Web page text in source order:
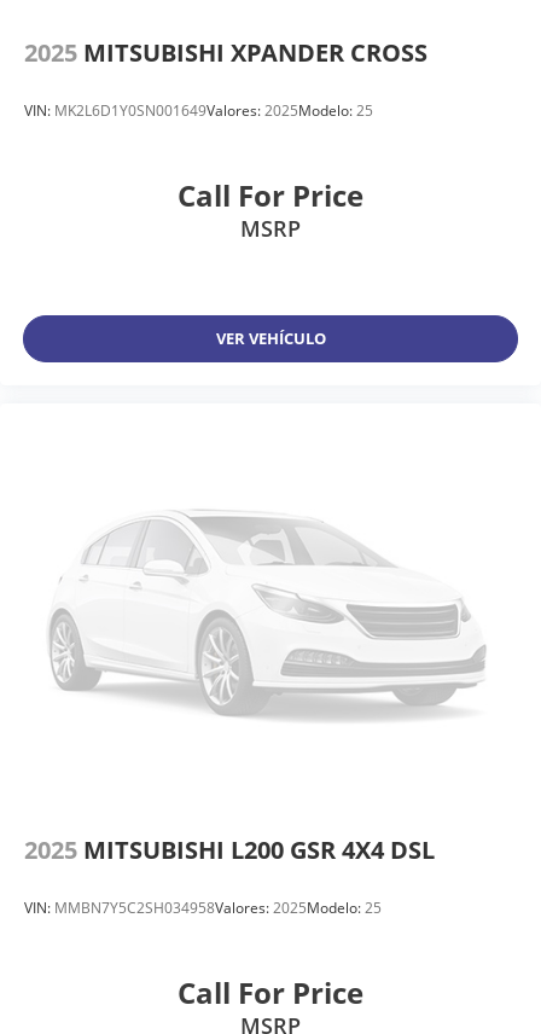
2025 MITSUBISHI XPANDER CROSS
VIN: MK2L6D1Y0SN001649Valores:2025Modelo:25
Call For Price
MSRP
VER VEHÍCULO
2025 MITSUBISHI L200 GSR 4X4 DSL
VIN: MMBN7Y5C2SH034958Valores:2025Modelo:25
Call For Price
MSRP